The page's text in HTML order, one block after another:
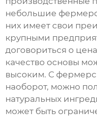
небольшие
них имеет свои
крупными
договориться о
качество основы
высоким. С
наоборот, можно
натуральных
может быть